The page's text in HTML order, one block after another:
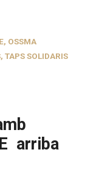
, OSSMA
,TAPS SOLIDARIS
arriba